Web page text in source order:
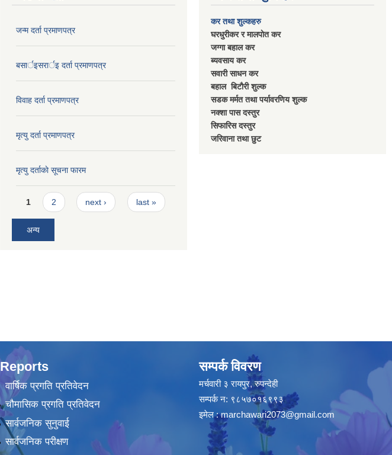
जन्म दर्ता प्रमाणपत्र
बसार्इसरार्इ दर्ता प्रमाणपत्र
विवाह दर्ता प्रमाणपत्र
मृत्यु दर्ता प्रमाणपत्र
मृत्यु दर्ताकाे सूचना फारम
Pages
1 2 next › last »
अन्य
कर तथा शुल्कहरु
घरधुरीकर र मालपाेत कर
जग्गा बहाल कर
ब्यवसाय कर
सवारी साधन कर
बहाल बिटाैरी शुल्क
सडक मर्मत तथा पर्यावरणिय शुल्क
नक्शा पास दस्तुर
सिफारिस दस्तुर
जरिवाना तथा छुट
Reports
वार्षिक प्रगति प्रतिवेदन
चौमासिक प्रगति प्रतिवेदन
सार्वजनिक सुनुवाई
सार्वजनिक परीक्षण
सम्पर्क विवरण
मर्चवारी ३ रायपुर, रुपन्देही
सम्पर्क न: ९८५७०१६९९३
इमेल :marchawari2073@gmail.com